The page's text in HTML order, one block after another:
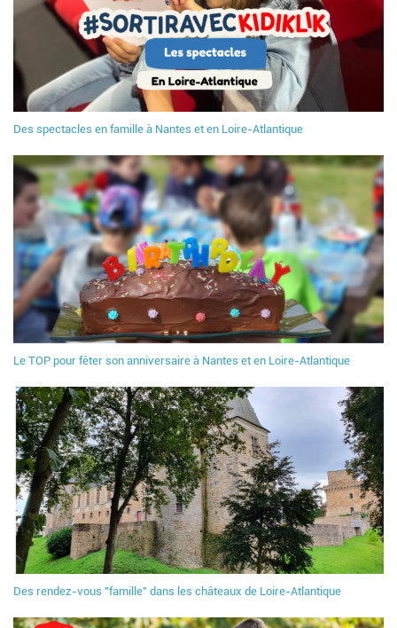
Des spectacles en famille à Nantes et en Loire-Atlantique
Le TOP pour fêter son anniversaire à Nantes et en Loire-Atlantique
Des rendez-vous "famille" dans les châteaux de Loire-Atlantique